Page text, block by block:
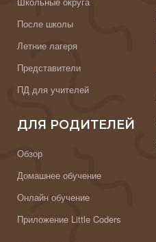
После школы
Летние лагеря
Представители
ПД для учителей
ДЛЯ РОДИТЕЛЕЙ
Обзор
Домашнее обучение
Онлайн обучение
Приложение Little Coders